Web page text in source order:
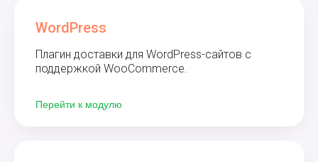
WordPress
Плагин доставки для WordPress-сайтов с
поддержкой WooCommerce.
Перейти к модулю